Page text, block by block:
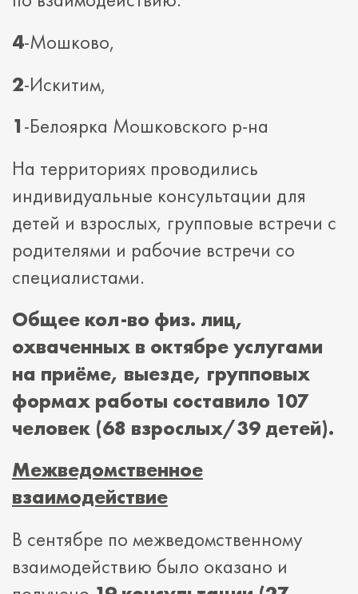
4-Мошково,
2-Искитим,
1-Белоярка Мошковского р-на
На территориях проводились
индивидуальные консультации для
детей и взрослых, групповые встречи с
родителями и рабочие встречи со
специалистами.
Общее кол-во физ. лиц,
охваченных в октябре услугами
на приёме, выезде, групповых
формах работы составило 107
человек (68 взрослых/39 детей).
Межведомственное
взаимодействие
В сентябре по межведомственному
взаимодействию было оказано и